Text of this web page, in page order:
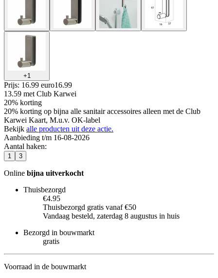
+1
Prijs: 16.99 euro16.99
13.59 met Club Karwei
20% korting
20% korting op bijna alle sanitair accessoires alleen met de Club
Karwei Kaart, M.u.v. OK-label
Bekijk alle producten uit deze actie.
Aanbieding t/m 16-08-2026
Aantal haken:
1 3
Online bijna uitverkocht
Thuisbezorgd
€4.95
Thuisbezorgd gratis vanaf €50
Vandaag besteld, zaterdag 8 augustus in huis
Bezorgd in bouwmarkt
gratis
Voorraad in de bouwmarkt